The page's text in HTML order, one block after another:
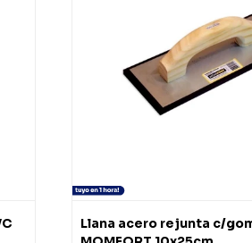
Llana acero rejunta c/